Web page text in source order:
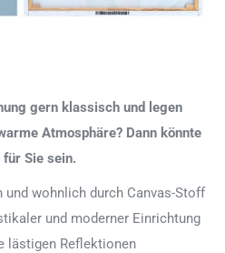
gern klassisch und legen
Atmosphäre? Dann könnte
für Sie sein.
wohnlich durch Canvas-Stoff
und moderner Einrichtung
lästigen Reflektionen